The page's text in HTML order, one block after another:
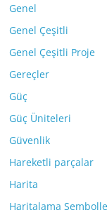
Genel
Genel Çeşitli
Genel Çeşitli Proje
Gereçler
Güç
Güç Üniteleri
Güvenlik
Hareketli parçalar
Harita
Haritalama